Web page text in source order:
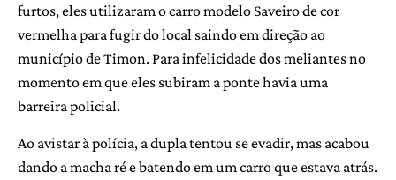
furtos, eles utilizaram o carro modelo Saveiro de cor
vermelha para fugir do local saindo em direção ao
município de Timon. Para infelicidade dos meliantes no
momento em que eles subiram a ponte havia uma
barreira policial.
Ao avistar à polícia, a dupla tentou se evadir, mas acabou
dando a macha ré e batendo em um carro que estava atrás.